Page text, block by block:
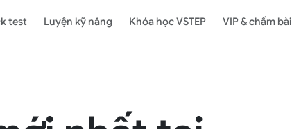
test Luyện kỹ năng Khóa học VSTEP VIP & chấm bài